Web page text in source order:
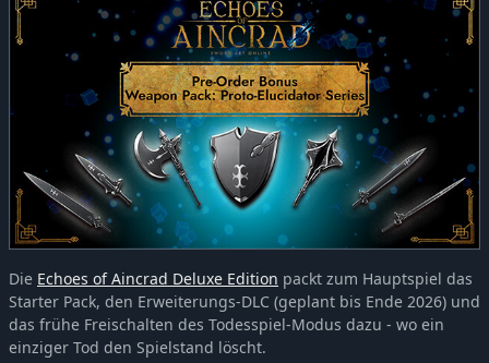
Die Echoes of Aincrad Deluxe Edition packt zum Hauptspiel das
Starter Pack, den Erweiterungs-DLC (geplant bis Ende 2026) und
das frühe Freischalten des Todesspiel-Modus dazu - wo ein
einziger Tod den Spielstand löscht.